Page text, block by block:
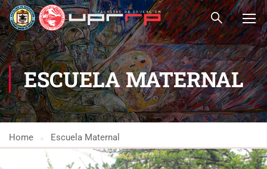
ESCUELA MATERNAL
Home Escuela Maternal